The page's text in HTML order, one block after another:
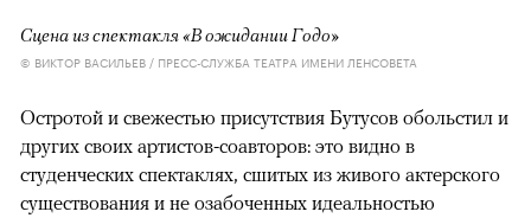
Сцена из спектакля «В ожидании Годо»
© ВИКТОР ВАСИЛЬЕВ / ПРЕСС-СЛУЖБА ТЕАТРА ИМЕНИ ЛЕНСОВЕТА
Остротой и свежестью присутствия Бутусов обольстил и
других своих артистов-соавторов: это видно в
студенческих спектаклях, сшитых из живого актерского
существования и не озабоченных идеальностью